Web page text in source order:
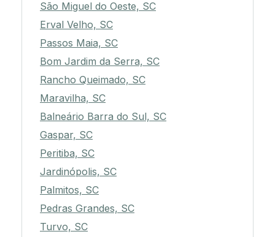
São Miguel do Oeste, SC
Erval Velho, SC
Passos Maia, SC
Bom Jardim da Serra, SC
Rancho Queimado, SC
Maravilha, SC
Balneário Barra do Sul, SC
Gaspar, SC
Peritiba, SC
Jardinópolis, SC
Palmitos, SC
Pedras Grandes, SC
Turvo, SC